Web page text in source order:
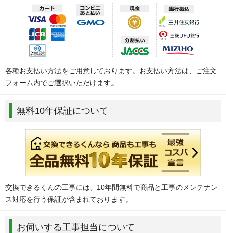
各種お支払い方法をご用意しております。お支払い方法は、ご注文
フォーム内でご選択いただけます。
無料10年保証について
交換できるくんの工事には、10年間無料で商品と工事のメンテナン
ス対応を行う保証が含まれております。
お伺いする工事担当について